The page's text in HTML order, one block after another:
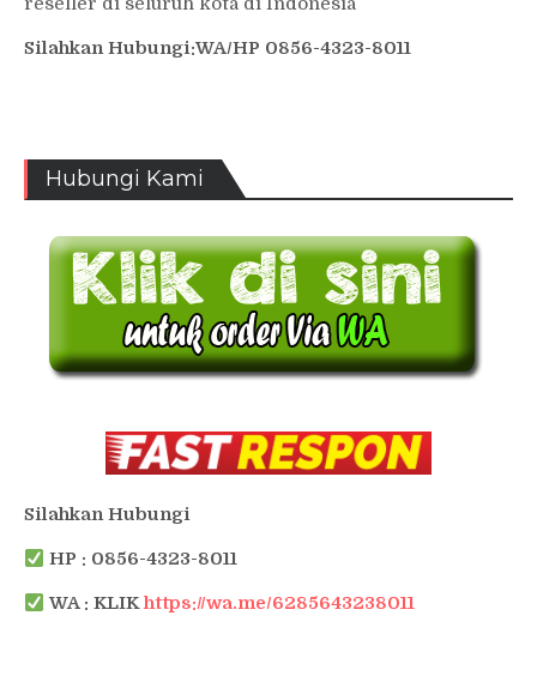
Silahkan Hubungi:WA/HP 0856-4323-8011
Hubungi Kami
Silahkan Hubungi
HP : 0856-4323-8011
WA : KLIKhttps://wa.me/6285643238011